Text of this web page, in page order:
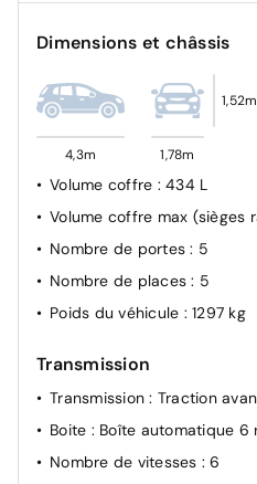
Airbags (Frontaux, latéraux
Sécurité enfant à l'arrière
Antiblocage de roues ABS
Dimensions et châssis
4,3m 1,78m
1,52m
Volume coffre : 434 L
Volume coffre max (sièges
Nombre de portes: 5
Nombre de places: 5
Poids du véhicule : 1297 kg
Transmission
Transmission: Traction
Boite : Boîte automatique 6
Nombre de vitesses : 6